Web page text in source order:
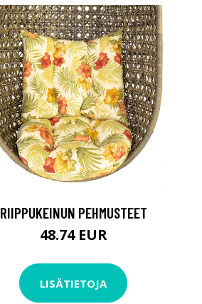
RIIPPUKEINUN PEHMUSTEET
48.74 EUR
LISÄTIETOJA